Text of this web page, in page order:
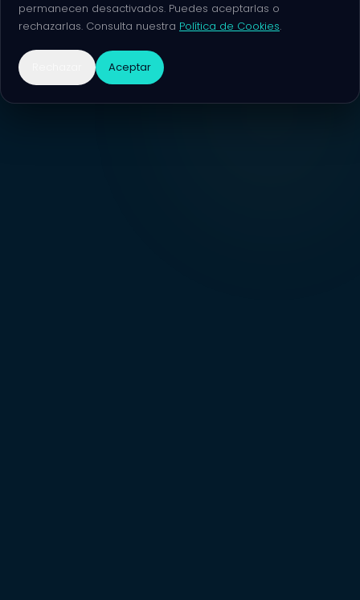
permanecen desactivados. Puedes aceptarlas o
rechazarlas. Consulta nuestra Política de Cookies.
Aceptar